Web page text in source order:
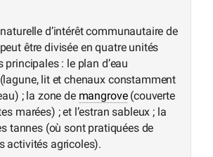
d’intérêt communautaire de
être divisée en quatre unités
principales : le plan d’eau
lit et chenaux constamment
; la zone de mangrove(couverte
marées) ; et l’estran sableux ; la
tannes (où sont pratiquées de
activités agricoles).